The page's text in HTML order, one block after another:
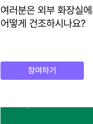
여러분은 외부 화장실
어떻게 건조하시나요?
참여하기